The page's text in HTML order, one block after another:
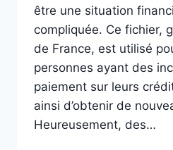
être une situation
compliquée. Ce fichier,
de France, est utilisé
personnes ayant des
paiement sur leurs
ainsi d’obtenir de
Heureusement, des…